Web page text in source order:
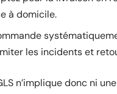
à domicile.
les incidents et
n’implique donc ni